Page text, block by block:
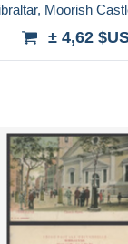
Moorish
± 4,62